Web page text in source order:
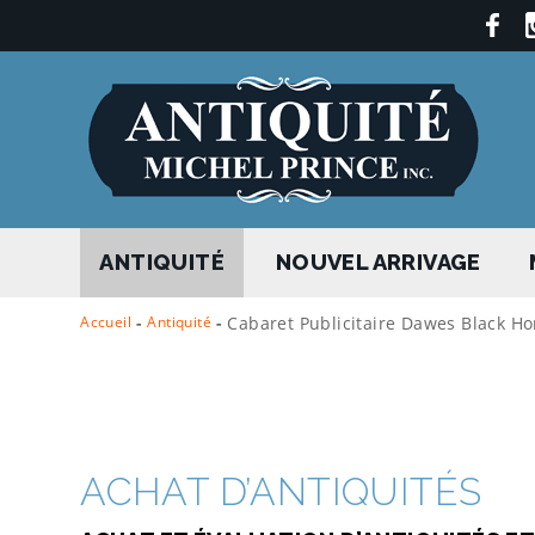
ANTIQUITÉ NOUVEL ARRIVAGE
Accueil - Antiquité - Cabaret Publicitaire Dawes Black
ACHAT D’ANTIQUITÉS